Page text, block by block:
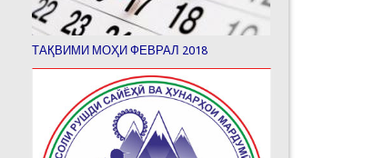
ТАҚВИМИ МОҲИ ФЕВРАЛ 2018